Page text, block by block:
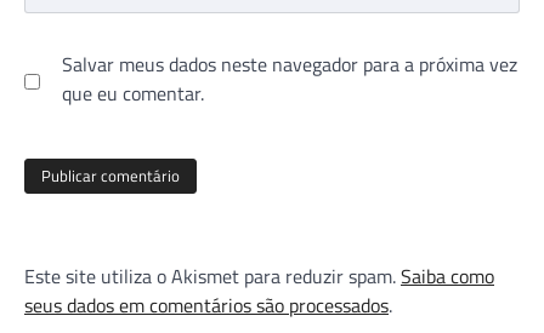
Salvar meus dados neste navegador para a próxima vez
que eu comentar.
Este site utiliza o Akismet para reduzir spam.Saiba como
seus dados em comentários são processados.